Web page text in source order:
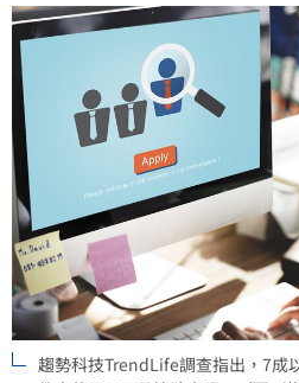
趨勢科技TrendLife調查指出，7成